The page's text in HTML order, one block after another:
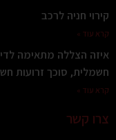
קירוי חניה לרכב
קרא עוד »
חשמלית, סוכך זרועות
קרא עוד »
צרו קשר